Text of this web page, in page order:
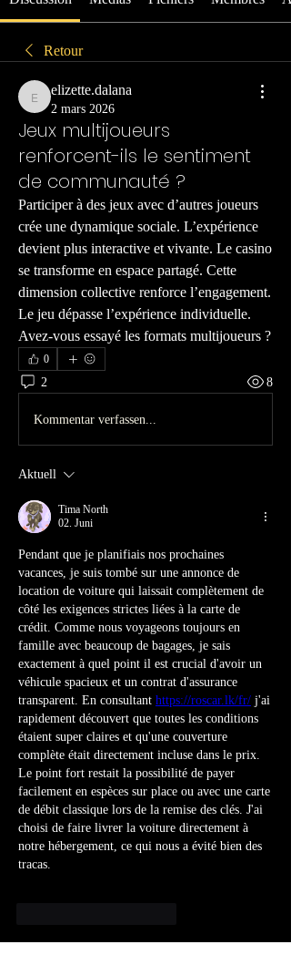
Retour
elizette.dalana
elizette.dalana
2 mars 2026
Jeux multijoueurs
renforcent-ils le sentiment
de communauté ?
Participer à des jeux avec d’autres joueurs
crée une dynamique sociale. L’expérience
devient plus interactive et vivante. Le casino
se transforme en espace partagé. Cette
dimension collective renforce l’engagement.
Le jeu dépasse l’expérience individuelle.
Avez-vous essayé les formats multijoueurs ?
0
2 8
Kommentar verfassen...
Aktuell
Tima North
02. Juni
Pendant que je planifiais nos prochaines
vacances, je suis tombé sur une annonce de
location de voiture qui laissait complètement de
côté les exigences strictes liées à la carte de
crédit. Comme nous voyageons toujours en
famille avec beaucoup de bagages, je sais
exactement à quel point il est crucial d'avoir un
véhicule spacieux et un contrat d'assurance
transparent. En consultant https://roscar.lk/fr/ j'ai
rapidement découvert que toutes les conditions
étaient super claires et qu'une couverture
complète était directement incluse dans le prix.
Le point fort restait la possibilité de payer
facilement en espèces sur place ou avec une carte
de débit classique lors de la remise des clés. J'ai
choisi de faire livrer la voiture directement à
notre hébergement, ce qui nous a évité bien des
tracas.